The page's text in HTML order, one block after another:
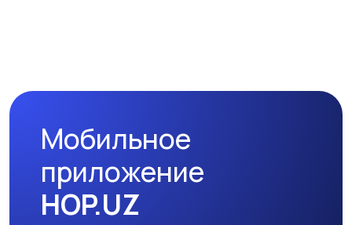
Мобильное
приложение
HOP.UZ